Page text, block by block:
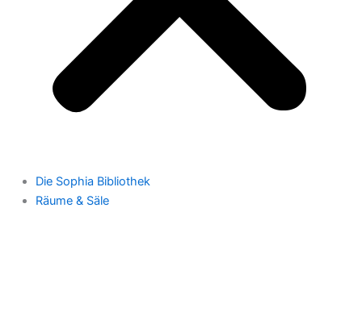
Die Sophia Bibliothek
Räume & Säle